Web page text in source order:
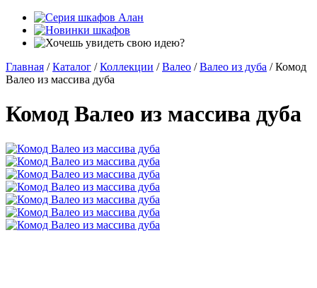
Главная / Каталог / Коллекции / Валео / Валео из дуба / Комод
Валео из массива дуба
Комод Валео из массива дуба